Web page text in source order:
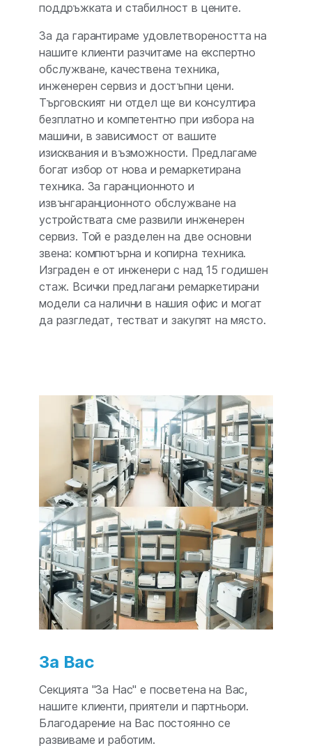
поддръжката и стабилност в цените.
За да гарантираме удовлетвореността на
нашите клиенти разчитаме на експертно
обслужване, качествена техника,
инженерен сервиз и достъпни цени.
Търговският ни отдел ще ви консултира
безплатно и компетентно при избора на
машини, в зависимост от вашите
изисквания и възможности. Предлагаме
богат избор от нова и ремаркетирана
техника. За гаранционното и
извънгаранционното обслужване на
устройствата сме развили инженерен
сервиз. Той е разделен на две основни
звена: компютърна и копирна техника.
Изграден е от инженери с над 15 годишен
стаж. Всички предлагани ремаркетирани
модели са налични в нашия офис и могат
да разгледат, тестват и закупят на място.
За Вас
Секцията "За Нас" е посветена на Вас,
нашите клиенти, приятели и партньори.
Благодарение на Вас постоянно се
развиваме и работим.